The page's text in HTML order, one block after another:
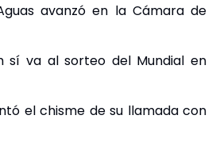
avanzó en la Cámara de
sí va al sorteo del Mundial en
el chisme de su llamada con